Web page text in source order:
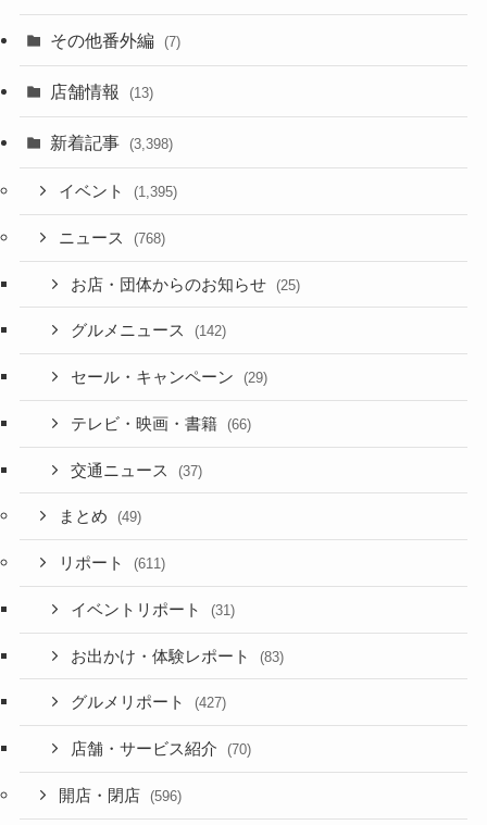
その他番外編 (7)
店舗情報 (13)
新着記事 (3,398)
イベント (1,395)
ニュース (768)
お店・団体からのお知らせ (25)
グルメニュース (142)
セール・キャンペーン (29)
テレビ・映画・書籍 (66)
交通ニュース (37)
まとめ (49)
リポート (611)
イベントリポート (31)
お出かけ・体験レポート (83)
グルメリポート (427)
店舗・サービス紹介 (70)
開店・閉店 (596)